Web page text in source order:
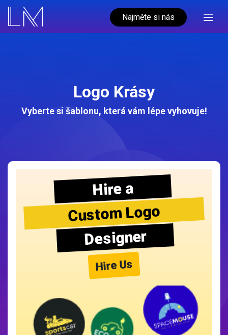
Najměte si nás
Logo Krásy
Vyberte si šablonu, která vám lépe vyhovuje!
Hire a
Custom Logo
Designer
Hire Us